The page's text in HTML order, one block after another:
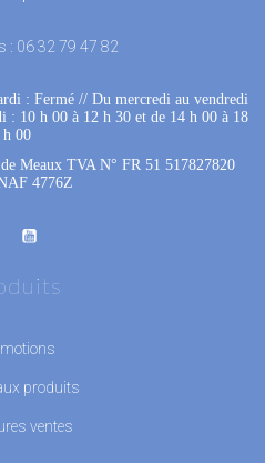
: 06 32 79 47 82
: Fermé // Du mercredi au vendredi
: 10 h 00 à 12 h 30 et de 14 h 00 à 18
h 00
Meaux TVA N° FR 51 517827820
4776Z
produits
ventes